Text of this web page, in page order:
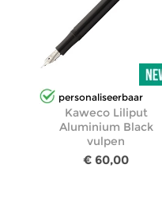
personaliseerbaar
Kaweco Liliput
Aluminium Black
vulpen
€ 60,00